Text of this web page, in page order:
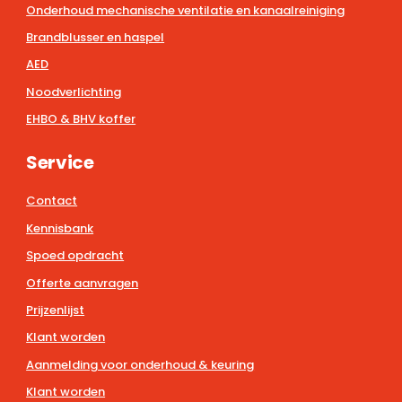
Onderhoud mechanische ventilatie en kanaalreiniging
Brandblusser en haspel
AED
Noodverlichting
EHBO & BHV koffer
Service
Contact
Kennisbank
Spoed opdracht
Offerte aanvragen
Prijzenlijst
Klant worden
Aanmelding voor onderhoud & keuring
Klant worden